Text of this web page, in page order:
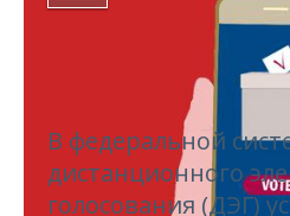
В федеральной
дистанционного
голосования (ДЭГ)